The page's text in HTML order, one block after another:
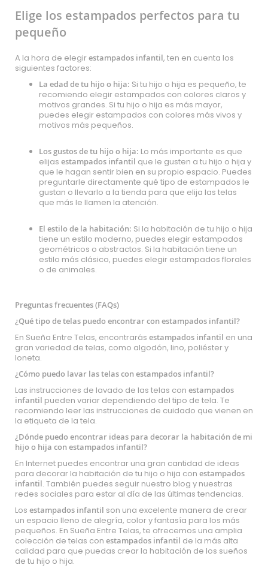
Elige los estampados perfectos para tu
pequeño
A la hora de elegirestampados infantil, ten en cuenta los
siguientes factores:
La edad de tu hijo o hija: Si tu hijo o hija es pequeño, te
recomiendo elegir estampados con colores claros y
motivos grandes. Si tu hijo o hija es más mayor,
puedes elegir estampados con colores más vivos y
motivos más pequeños.
Los gustos de tu hijo o hija: Lo más importante es que
elijas estampados infantil que le gusten a tu hijo o hija y
que le hagan sentir bien en su propio espacio. Puedes
preguntarle directamente qué tipo de estampados le
gustan o llevarlo a la tienda para que elija las telas
que más le llamen la atención.
El estilo de la habitación: Si la habitación de tu hijo o hija
tiene un estilo moderno, puedes elegir estampados
geométricos o abstractos. Si la habitación tiene un
estilo más clásico, puedes elegir estampados florales
o de animales.
Preguntas frecuentes (FAQs)
¿Qué tipo de telas puedo encontrar con estampados infantil?
En Sueña Entre Telas, encontrarás estampados infantil en una
gran variedad de telas, como algodón, lino, poliéster y
loneta.
¿Cómo puedo lavar las telas con estampados infantil?
Las instrucciones de lavado de las telas con estampados
infantil pueden variar dependiendo del tipo de tela. Te
recomiendo leer las instrucciones de cuidado que vienen en
la etiqueta de la tela.
¿Dónde puedo encontrar ideas para decorar la habitación de mi
hijo o hija con estampados infantil?
En Internet puedes encontrar una gran cantidad de ideas
para decorar la habitación de tu hijo o hija con estampados
infantil. También puedes seguir nuestro blog y nuestras
redes sociales para estar al día de las últimas tendencias.
Los estampados infantil son una excelente manera de crear
un espacio lleno de alegría, color y fantasía para los más
pequeños. En Sueña Entre Telas, te ofrecemos una amplia
colección de telas con estampados infantil de la más alta
calidad para que puedas crear la habitación de los sueños
de tu hijo o hija.